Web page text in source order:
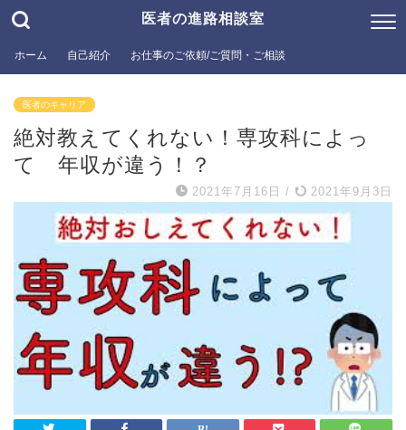
医者の進路相談室
ホーム 自己紹介 お仕事のご依頼/ご質問・ご相談
医者のキャリア
絶対教えてくれない！専攻科によっ
て 年収が違う！？
2021年7月16日 / 2021年9月3日